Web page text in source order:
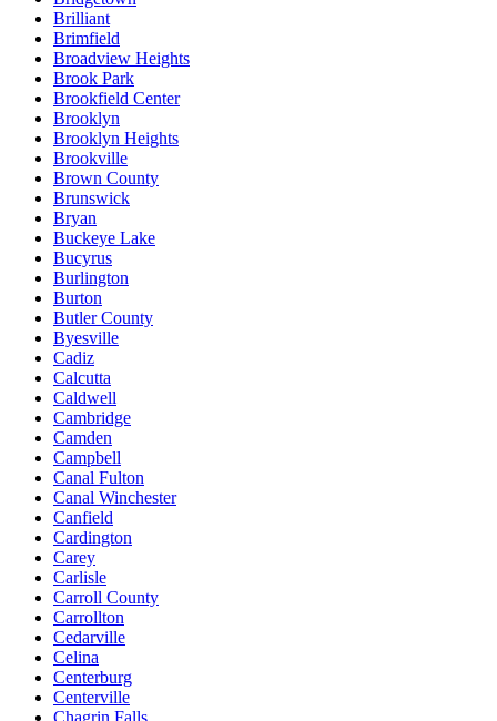
Brilliant
Brimfield
Broadview Heights
Brook Park
Brookfield Center
Brooklyn
Brooklyn Heights
Brookville
Brown County
Brunswick
Bryan
Buckeye Lake
Bucyrus
Burlington
Burton
Butler County
Byesville
Cadiz
Calcutta
Caldwell
Cambridge
Camden
Campbell
Canal Fulton
Canal Winchester
Canfield
Cardington
Carey
Carlisle
Carroll County
Carrollton
Cedarville
Celina
Centerburg
Centerville
Chagrin Falls